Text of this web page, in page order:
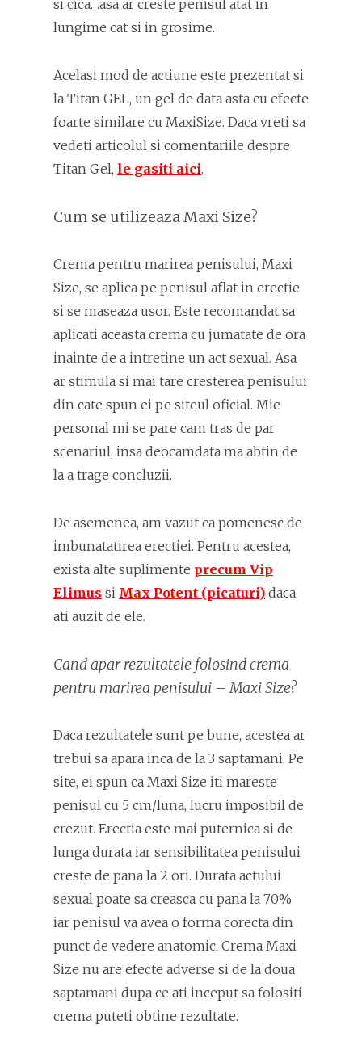
si cica…asa ar creste penisul atat in
lungime cat si in grosime.
Acelasi mod de actiune este prezentat si
la Titan GEL, un gel de data asta cu efecte
foarte similare cu MaxiSize. Daca vreti sa
vedeti articolul si comentariile despre
Titan Gel, le gasiti aici.
Cum se utilizeaza Maxi Size?
Crema pentru marirea penisului, Maxi
Size, se aplica pe penisul aflat in erectie
si se maseaza usor. Este recomandat sa
aplicati aceasta crema cu jumatate de ora
inainte de a intretine un act sexual. Asa
ar stimula si mai tare cresterea penisului
din cate spun ei pe siteul oficial. Mie
personal mi se pare cam tras de par
scenariul, insa deocamdata ma abtin de
la a trage concluzii.
De asemenea, am vazut ca pomenesc de
imbunatatirea erectiei. Pentru acestea,
exista alte suplimente precum Vip
Elimus si Max Potent (picaturi) daca
ati auzit de ele.
Cand apar rezultatele folosind crema
pentru marirea penisului – Maxi Size?
Daca rezultatele sunt pe bune, acestea ar
trebui sa apara inca de la 3 saptamani. Pe
site, ei spun ca Maxi Size iti mareste
penisul cu 5 cm/luna, lucru imposibil de
crezut. Erectia este mai puternica si de
lunga durata iar sensibilitatea penisului
creste de pana la 2 ori. Durata actului
sexual poate sa creasca cu pana la 70%
iar penisul va avea o forma corecta din
punct de vedere anatomic. Crema Maxi
Size nu are efecte adverse si de la doua
saptamani dupa ce ati inceput sa folositi
crema puteti obtine rezultate.